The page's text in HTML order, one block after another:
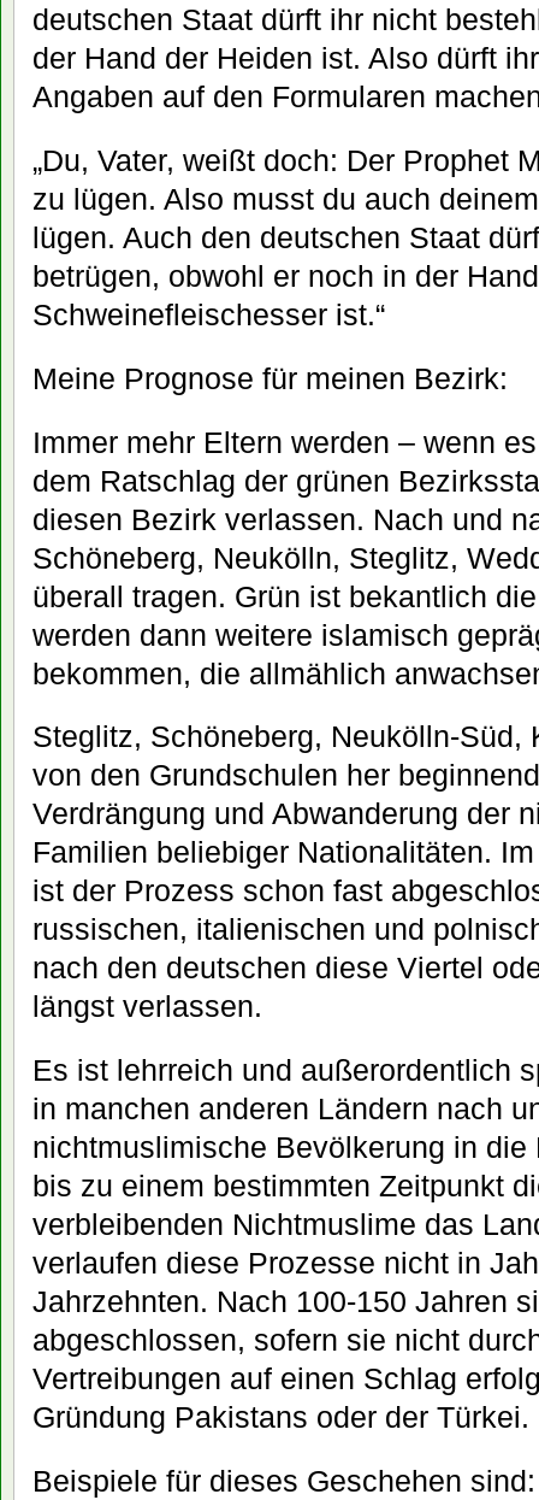
deutschen Staat dürft ihr nicht
der Hand der Heiden ist. Also dürft
Angaben auf den Formularen
„Du, Vater, weißt doch: Der Prophet
zu lügen. Also musst du auch
lügen. Auch den deutschen Staat
betrügen, obwohl er noch in der
Schweinefleischesser ist.“
Meine Prognose für meinen Bezirk:
Immer mehr Eltern werden – wenn
dem Ratschlag der grünen
diesen Bezirk verlassen. Nach und
Schöneberg, Neukölln, Steglitz,
überall tragen. Grün ist bekantlich
werden dann weitere islamisch
bekommen, die allmählich
Steglitz, Schöneberg, Neukölln-Süd,
von den Grundschulen her
Verdrängung und Abwanderung der
Familien beliebiger Nationalitäten.
ist der Prozess schon fast
russischen, italienischen und
nach den deutschen diese Viertel
längst verlassen.
Es ist lehrreich und außerordentlich
in manchen anderen Ländern nach
nichtmuslimische Bevölkerung in die
bis zu einem bestimmten Zeitpunkt
verbleibenden Nichtmuslime das
verlaufen diese Prozesse nicht in
Jahrzehnten. Nach 100-150 Jahren
abgeschlossen, sofern sie nicht
Vertreibungen auf einen Schlag
Gründung Pakistans oder der Türkei.
Beispiele für dieses Geschehen